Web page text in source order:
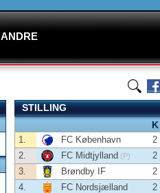
ANDRE
STILLING
K
1. FC København 2
2.
FC Midtjylland (P) 2
3.
Brøndby IF 2
4.
FC Nordsjælland 2